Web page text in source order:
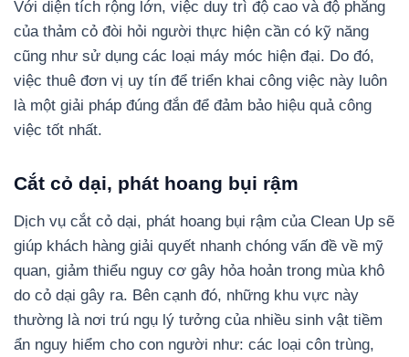
Với diện tích rộng lớn, việc duy trì độ cao và độ phẳng
của thảm cỏ đòi hỏi người thực hiện cần có kỹ năng
cũng như sử dụng các loại máy móc hiện đại. Do đó,
việc thuê đơn vị uy tín để triển khai công việc này luôn
là một giải pháp đúng đắn để đảm bảo hiệu quả công
việc tốt nhất.
Cắt cỏ dại, phát hoang bụi rậm
Dịch vụ cắt cỏ dại, phát hoang bụi rậm của Clean Up sẽ
giúp khách hàng giải quyết nhanh chóng vấn đề về mỹ
quan, giảm thiểu nguy cơ gây hỏa hoản trong mùa khô
do cỏ dại gây ra. Bên cạnh đó, những khu vực này
thường là nơi trú ngụ lý tưởng của nhiều sinh vật tiềm
ẩn nguy hiểm cho con người như: các loại côn trùng,